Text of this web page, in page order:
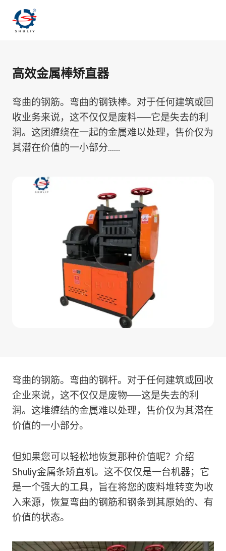
高效金属棒矫直器
弯曲的钢筋。弯曲的钢铁棒。对于任何建筑或回
收业务来说，这不仅仅是废料——它是失去的利
润。这团缠绕在一起的金属难以处理，售价仅为
其潜在价值的一小部分……
弯曲的钢筋。弯曲的钢杆。对于任何建筑或回收
企业来说，这不仅仅是废物——这是失去的利
润。这堆缠结的金属难以处理，售价仅为其潜在
价值的一小部分。
但如果您可以轻松地恢复那种价值呢？介绍
Shuliy金属条矫直机。这不仅仅是一台机器；它
是一个强大的工具，旨在将您的废料堆转变为收
入来源，恢复弯曲的钢筋和钢条到其原始的、有
价值的状态。